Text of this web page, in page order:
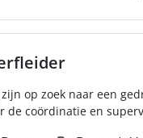
op zoek naar een
de coördinatie en